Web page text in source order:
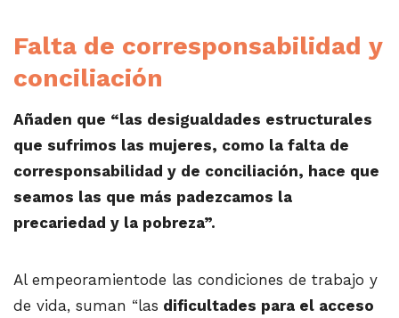
Falta de corresponsabilidad y
conciliación
Añaden que “las desigualdades estructurales
que sufrimos las mujeres, como la falta de
corresponsabilidad y de conciliación, hace que
seamos las que más padezcamos la
precariedad y la pobreza”.
Al empeoramientode las condiciones de trabajo y
de vida, suman “las dificultades para el acceso